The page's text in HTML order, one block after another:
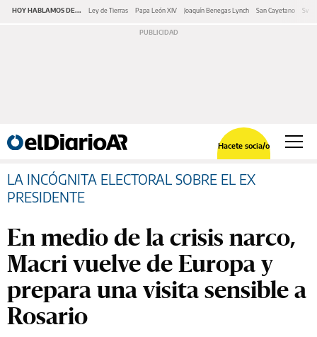
HOY HABLAMOS DE... Ley de Tierras Papa León XIV Joaquín Benegas Lynch San Cayetano
Hacete socia/o
LA INCÓGNITA ELECTORAL SOBRE EL EX
PRESIDENTE
En medio de la crisis narco,
Macri vuelve de Europa y
prepara una visita sensible a
Rosario